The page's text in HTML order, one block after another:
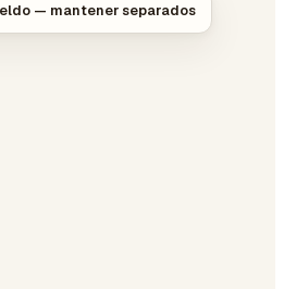
— mantener separados